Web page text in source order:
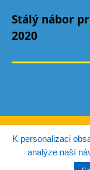
Stálý nábor
2020
© Copyright
K personalizaci
analýze naší